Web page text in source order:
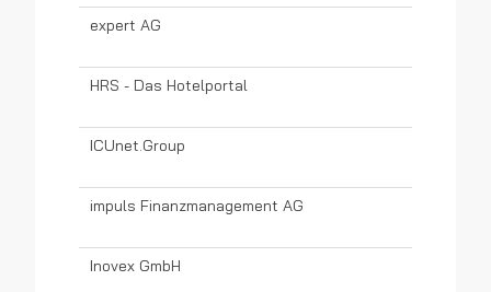
expert AG
HRS - Das Hotelportal
ICUnet.Group
impuls Finanzmanagement AG
Inovex GmbH